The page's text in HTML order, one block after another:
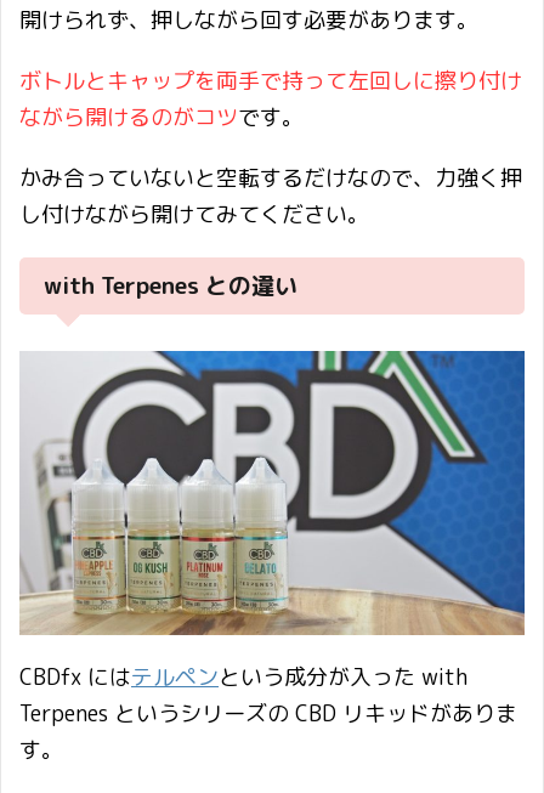
開けられず、押しながら回す必要があります。
ボトルとキャップを両手で持って左回しに擦り付け
ながら開けるのがコツです。
かみ合っていないと空転するだけなので、力強く押
し付けながら開けてみてください。
with Terpenes との違い
CBDfx にはテルペンという成分が入った with
Terpenes というシリーズの CBD リキッドがありま
す。